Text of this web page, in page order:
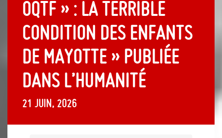
OQTF » : la terrible
condition des enfants
de Mayotte » publiée
dans l’Humanité
21 juin, 2026